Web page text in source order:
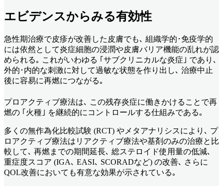
エビデンスからみる有効性
急性期治療で皮疹が改善した皮膚でも､ 組織学的･免疫学的
には依然として炎症細胞の浸潤や皮膚バリア機能の乱れが認
められる｡ これがいわゆる ｢サブクリニカルな炎症｣ であり､
外的･内的な刺激に対して過敏な状態を作り出し､ 治療中止
後に容易に再燃につながる｡
プロアクティブ療法は､ この残存炎症に働きかけることで再
燃の ｢火種｣ を継続的にコントロールする仕組みである｡
多くの無作為化比較試験 (RCT) やメタアナリシスにより､ プ
ロアクティブ療法はリアクティブ療法や基剤のみの治療と比
較して､ 再燃までの期間延長､ 総ステロイド使用量の低減､
重症度スコア (IGA､ EASI､ SCORADなど) の改善､ さらに
QOL改善においても有意な効果が示されている｡